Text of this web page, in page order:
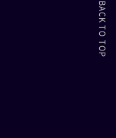
BACK TO TOP